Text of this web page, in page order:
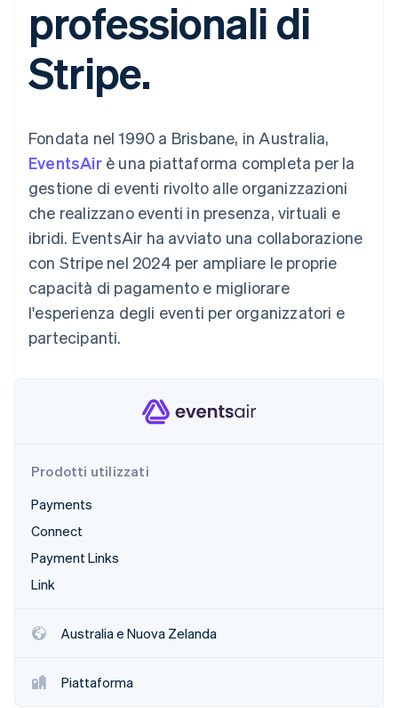
flessibile
Metodi di
pagamento
oltre 125
Terminal
Pagamenti di
Authorization
Accettazione
ottimizzata
Pagamento
accelerato
Connections
Conti finanziari
collegati
della contabilità
Stripe Sigma
Altro
Scopri cosa ti aspetta
Atlas
Costituzione di start-up
Climate
Rimozione del carbonio
Identity
Verifica online dell'identità
Stripe Sessions 2026
Scopri come Stripe sta costruendo l'infrastruttura
Gestione del denaro
Piattaforme
SaaS
Aziende di IA
Creator economy
Gaming
tempo libero
Assicurazione
intrattenimento
Organizzazioni non
profit
Servizi professionali
Partner
Gestire gli
abbonamenti
Offrire addebiti in base
Emettere carte
garantite da stablecoin
gestisci i servizi con gli
agenti
Risorse
Integrazioni app
Esempi di codice
Blog per sviluppatori
Stato dell'API
Roadmap del prodotto
Conferenza annuale
Lavora con noi
Sala stampa
Recapiti
Contattaci
Diventa nostro partner
professionali di
Stripe.
Fondata nel 1990 a Brisbane, in Australia,
EventsAirè una piattaforma completa per la
gestione di eventi rivolto alle organizzazioni
che realizzano eventi in presenza, virtuali e
ibridi. EventsAir ha avviato una collaborazione
con Stripe nel 2024 per ampliare le proprie
capacità di pagamento e migliorare
l'esperienza degli eventi per organizzatori e
partecipanti.
Prodotti utilizzati
Payments
Connect
Payment Links
Link
Australia e Nuova Zelanda
Piattaforma